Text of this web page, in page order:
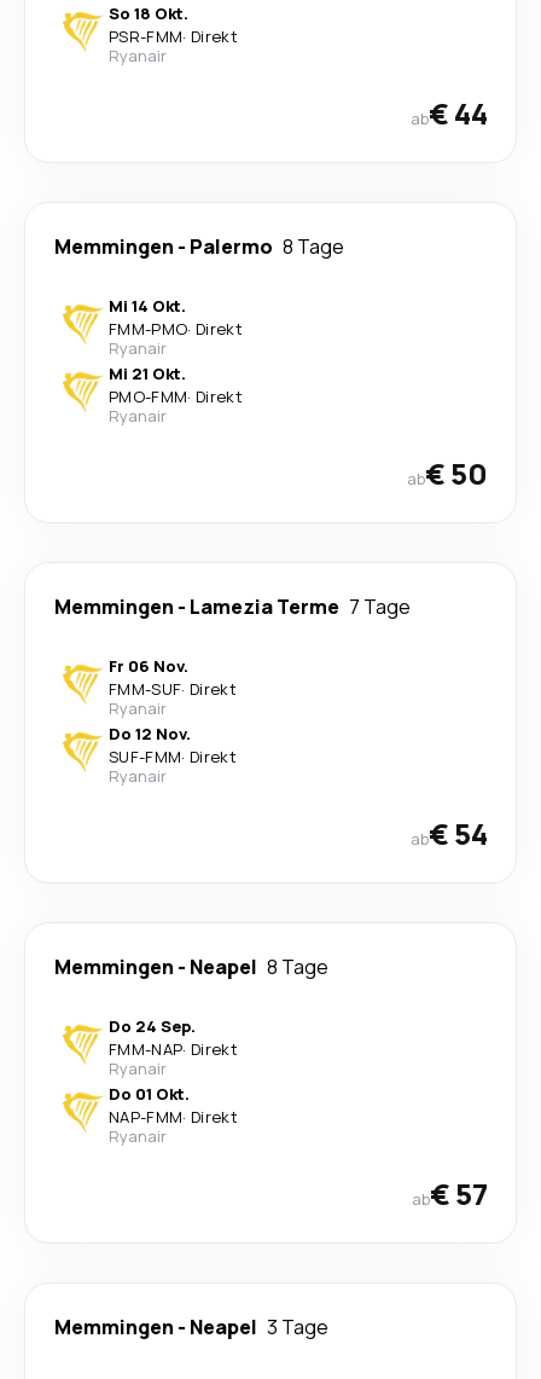
So 18 Okt.
PSR-FMM· Direkt
Ryanair
ab€ 44
Memmingen - Palermo 8 Tage
Mi 14 Okt.
FMM-PMO· Direkt
Ryanair
Mi 21 Okt.
PMO-FMM· Direkt
Ryanair
ab€ 50
Memmingen - Lamezia Terme 7 Tage
Fr 06 Nov.
FMM-SUF· Direkt
Ryanair
Do 12 Nov.
SUF-FMM· Direkt
Ryanair
ab€ 54
Memmingen - Neapel 8 Tage
Do 24 Sep.
FMM-NAP· Direkt
Ryanair
Do 01 Okt.
NAP-FMM· Direkt
Ryanair
ab€ 57
Memmingen - Neapel 3 Tage